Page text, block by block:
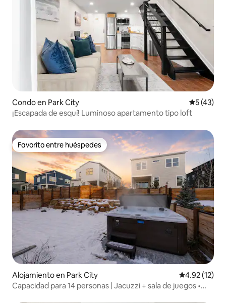
Condo en Park City
5 (43)
¡Escapada de esquí! Luminoso apartamento tipo loft
Favorito entre huéspedes
Favorito entre huéspedes
Alojamiento en Park City Calificación
4.92 (12)
Capacidad para 14 personas | Jacuzzi + sala de juegos •